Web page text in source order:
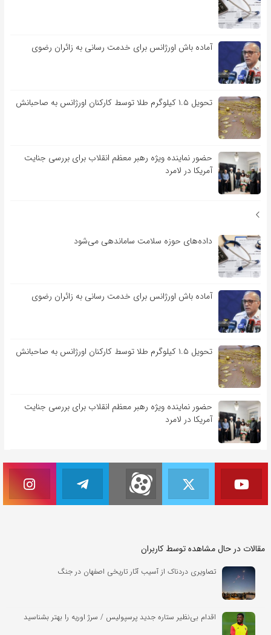
آماده باش اورژانس برای خدمت رسانی به زائران رضوی
تحویل ۱.۵ کیلوگرم طلا توسط کارکنان اورژانس به صاحبانش
حضور نماینده ویژه رهبر معظم انقلاب برای بررسی جنایت
آمریکا در لامرد
داده‌های حوزه سلامت ساماندهی می‌شود
آماده باش اورژانس برای خدمت رسانی به زائران رضوی
تحویل ۱.۵ کیلوگرم طلا توسط کارکنان اورژانس به صاحبانش
حضور نماینده ویژه رهبر معظم انقلاب برای بررسی جنایت
آمریکا در لامرد
مقالات در حال مشاهده توسط کاربران
تصاویری دردناک از آسیب آثار تاریخی اصفهان در جنگ
اقدام بی‌نظیر ستاره جدید پرسپولیس / سرژ اوریه را بهتر بشناسید